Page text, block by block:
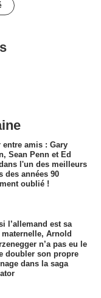
entre amis : Gary
Sean Penn et Ed
l'un des meilleurs
des années 90
oublié !
l’allemand est sa
maternelle, Arnold
n’a pas eu le
doubler son propre
dans la saga